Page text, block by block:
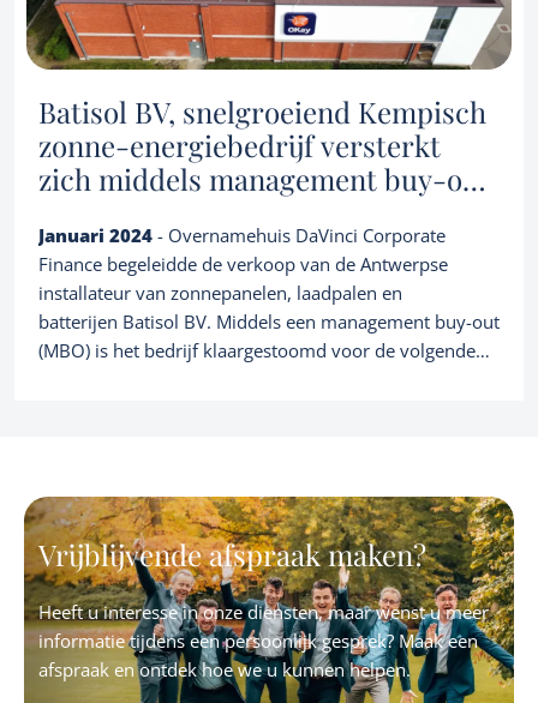
Batisol BV, snelgroeiend Kempisch
zonne-energiebedrijf versterkt
zich middels management buy-out
Januari 2024 - Overnamehuis DaVinci Corporate
Finance begeleidde de verkoop van de Antwerpse
installateur van zonnepanelen, laadpalen en
batterijen Batisol BV. Middels een management buy-out
(MBO) is het bedrijf klaargestoomd voor de volgende
specialisatie van ons kantoor.
Vrijblijvende afspraak maken?
Heeft u interesse in onze diensten, maar wenst u meer
informatie tijdens een persoonlijk gesprek? Maak een
afspraak en ontdek hoe we u kunnen helpen.